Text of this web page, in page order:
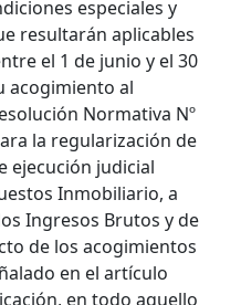
especiales y
resultarán aplicables
el 1 de junio y el 30
acogimiento al
Normativa Nº
la regularización de
ejecución judicial
Inmobiliario, a
Ingresos Brutos y de
de los acogimientos
en el artículo
en todo aquello